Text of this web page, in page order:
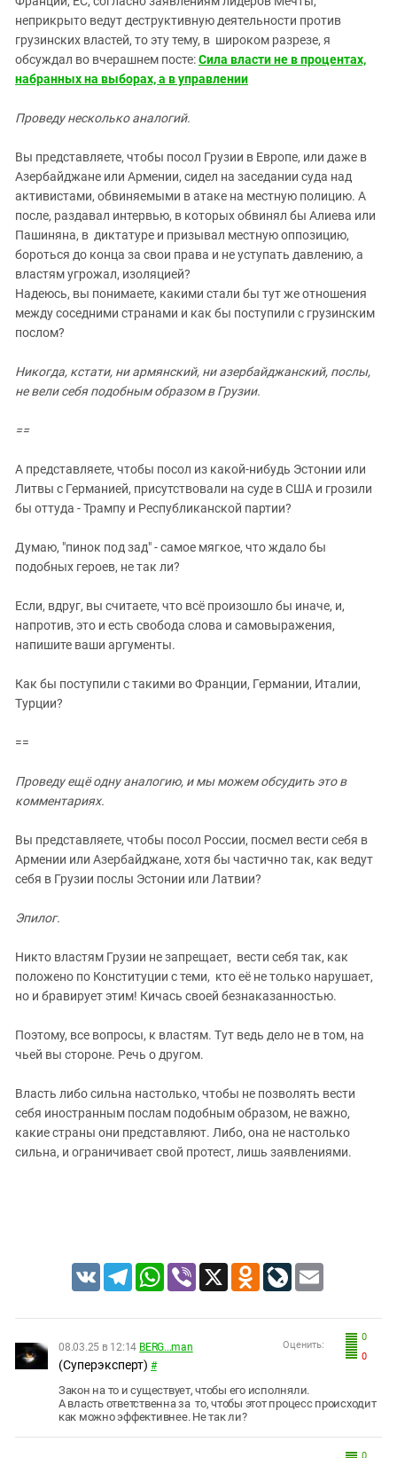
неприкрыто ведут деструктивную деятельности против
грузинских властей, то эту тему, в широком разрезе, я
обсуждал во вчерашнем посте:Сила власти не в процентах,
набранных на выборах, а в управлении
Проведу несколько аналогий.
Вы представляете, чтобы посол Грузии в Европе, или даже в
Азербайджане или Армении, сидел на заседании суда над
активистами, обвиняемыми в атаке на местную полицию. А
после, раздавал интервью, в которых обвинял бы Алиева или
Пашиняна, в диктатуре и призывал местную оппозицию,
бороться до конца за свои права и не уступать давлению, а
властям угрожал, изоляцией?
Надеюсь, вы понимаете, какими стали бы тут же отношения
между соседними странами и как бы поступили с грузинским
послом?
Никогда, кстати, ни армянский, ни азербайджанский, послы,
не вели себя подобным образом в Грузии.
==
А представляете, чтобы посол из какой-нибудь Эстонии или
Литвы с Германией, присутствовали на суде в США и грозили
бы оттуда - Трампу и Республиканской партии?
Думаю, "пинок под зад" - самое мягкое, что ждало бы
подобных героев, не так ли?
Если, вдруг, вы считаете, что всё произошло бы иначе, и,
напротив, это и есть свобода слова и самовыражения,
напишите ваши аргументы.
Как бы поступили с такими во Франции, Германии, Италии,
Турции?
==
Проведу ещё одну аналогию, и мы можем обсудить это в
комментариях.
Вы представляете, чтобы посол России, посмел вести себя в
Армении или Азербайджане, хотя бы частично так, как ведут
себя в Грузии послы Эстонии или Латвии?
Эпилог.
Никто властям Грузии не запрещает, вести себя так, как
положено по Конституции с теми, кто её не только нарушает,
но и бравирует этим! Кичась своей безнаказанностью.
Поэтому, все вопросы, к властям. Тут ведь дело не в том, на
чьей вы стороне. Речь о другом.
Власть либо сильна настолько, чтобы не позволять вести
себя иностранным послам подобным образом, не важно,
какие страны они представляют. Либо, она не настолько
сильна, и ограничивает свой протест, лишь заявлениями.
VK TelegramWhatsApp
Viber X Odnoklassniki
LiveJournal
Email
0
0
Оценить:
08.03.25 в 12:14 BERG...man
(Суперэксперт) #
Закон на то и существует, чтобы его исполняли.
А власть ответственна за то, чтобы этот процесс происходит
как можно эффективнее. Не так ли?